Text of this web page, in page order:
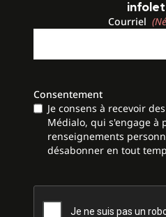
Courriel
Consentement
Je consens à recevoir
Médialo, qui s'engage à
renseignements
désabonner en tout
CAPTCHA